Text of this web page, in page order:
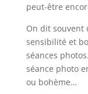
peut-être
On dit souvent
sensibilité et
séances
séance photo
ou bohème…